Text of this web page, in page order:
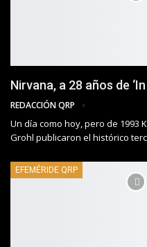
Nirvana, a 28 años de
REDACCIÓN QRP
Un día como hoy, pero de 1993
Grohl publicaron el histórico
EFEMÉRIDE QRP